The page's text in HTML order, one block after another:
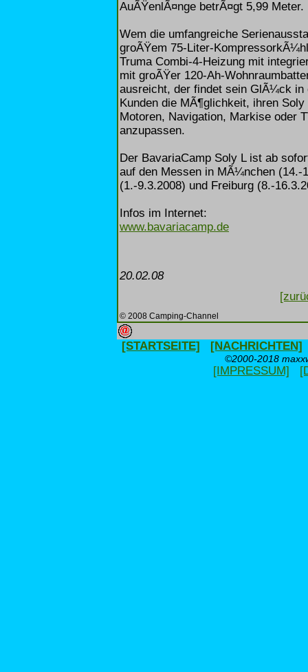
AuÃŸenlÃ¤nge betrÃ¤gt 5,99 Meter.
Wem die umfangreiche
groÃŸem 75-Liter-
Truma Combi-4-Heizung mit
mit groÃŸer 120-Ah-
ausreicht, der findet sein GlÃ¼ck in
Kunden die MÃ¶glichkeit, ihren
Motoren, Navigation, Markise oder
anzupassen.
Der BavariaCamp Soly L ist ab
auf den Messen in MÃ¼nchen (14.-
(1.-9.3.2008) und Freiburg (8.-
Infos im Internet:
www.bavariacamp.de
20.02.08
© 2008 Camping-Channel
[STARTSEITE] [NACHRICHTEN]
©2000-2018
[IMPRESSUM]